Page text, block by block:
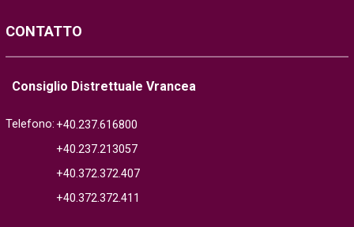
CONTATTO
Consiglio Distrettuale Vrancea
Telefono: +40.237.616800
+40.237.213057
+40.372.372.407
+40.372.372.411